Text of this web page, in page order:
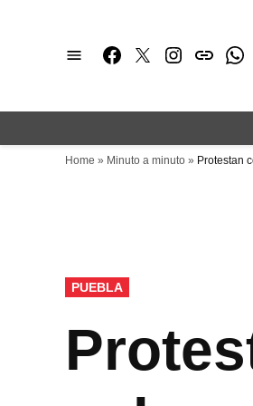
Facebook
TwitterInstagram
issuu
Home » Minuto a minuto » Protestan
PUBLICADO
EN
PUEBLA